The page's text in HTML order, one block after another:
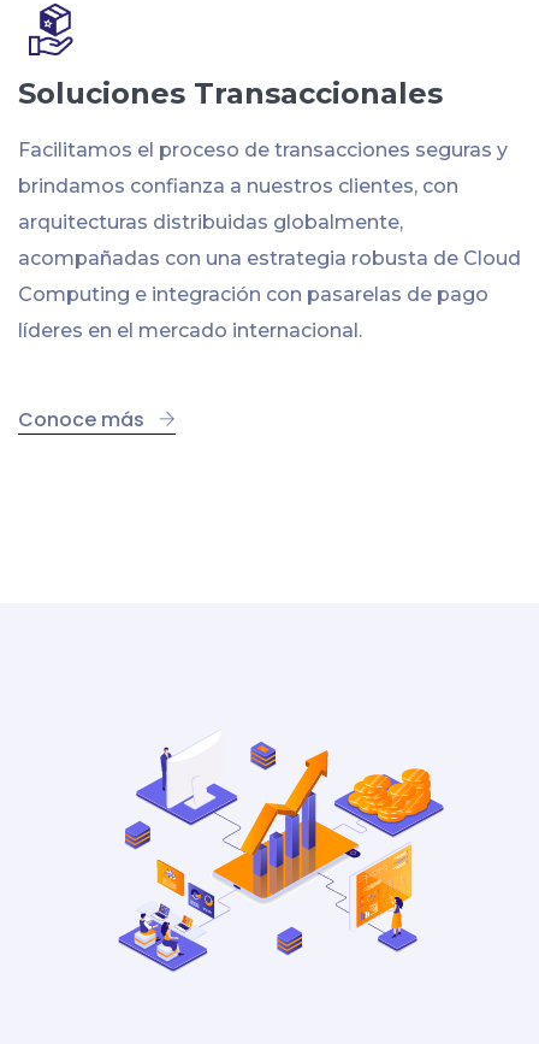
Soluciones Transaccionales
Facilitamos el proceso de transacciones seguras y
brindamos confianza a nuestros clientes, con
arquitecturas distribuidas globalmente,
acompañadas con una estrategia robusta de Cloud
Computing e integración con pasarelas de pago
líderes en el mercado internacional.
Conoce más